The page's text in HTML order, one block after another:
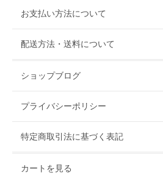
お支払い方法について
配送方法・送料について
ショップブログ
プライバシーポリシー
特定商取引法に基づく表記
カートを見る